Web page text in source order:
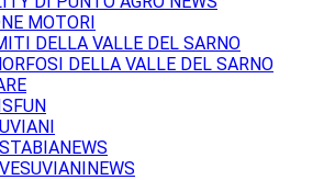
MOTORI
DELLA VALLE DEL SARNO
DELLA VALLE DEL SARNO